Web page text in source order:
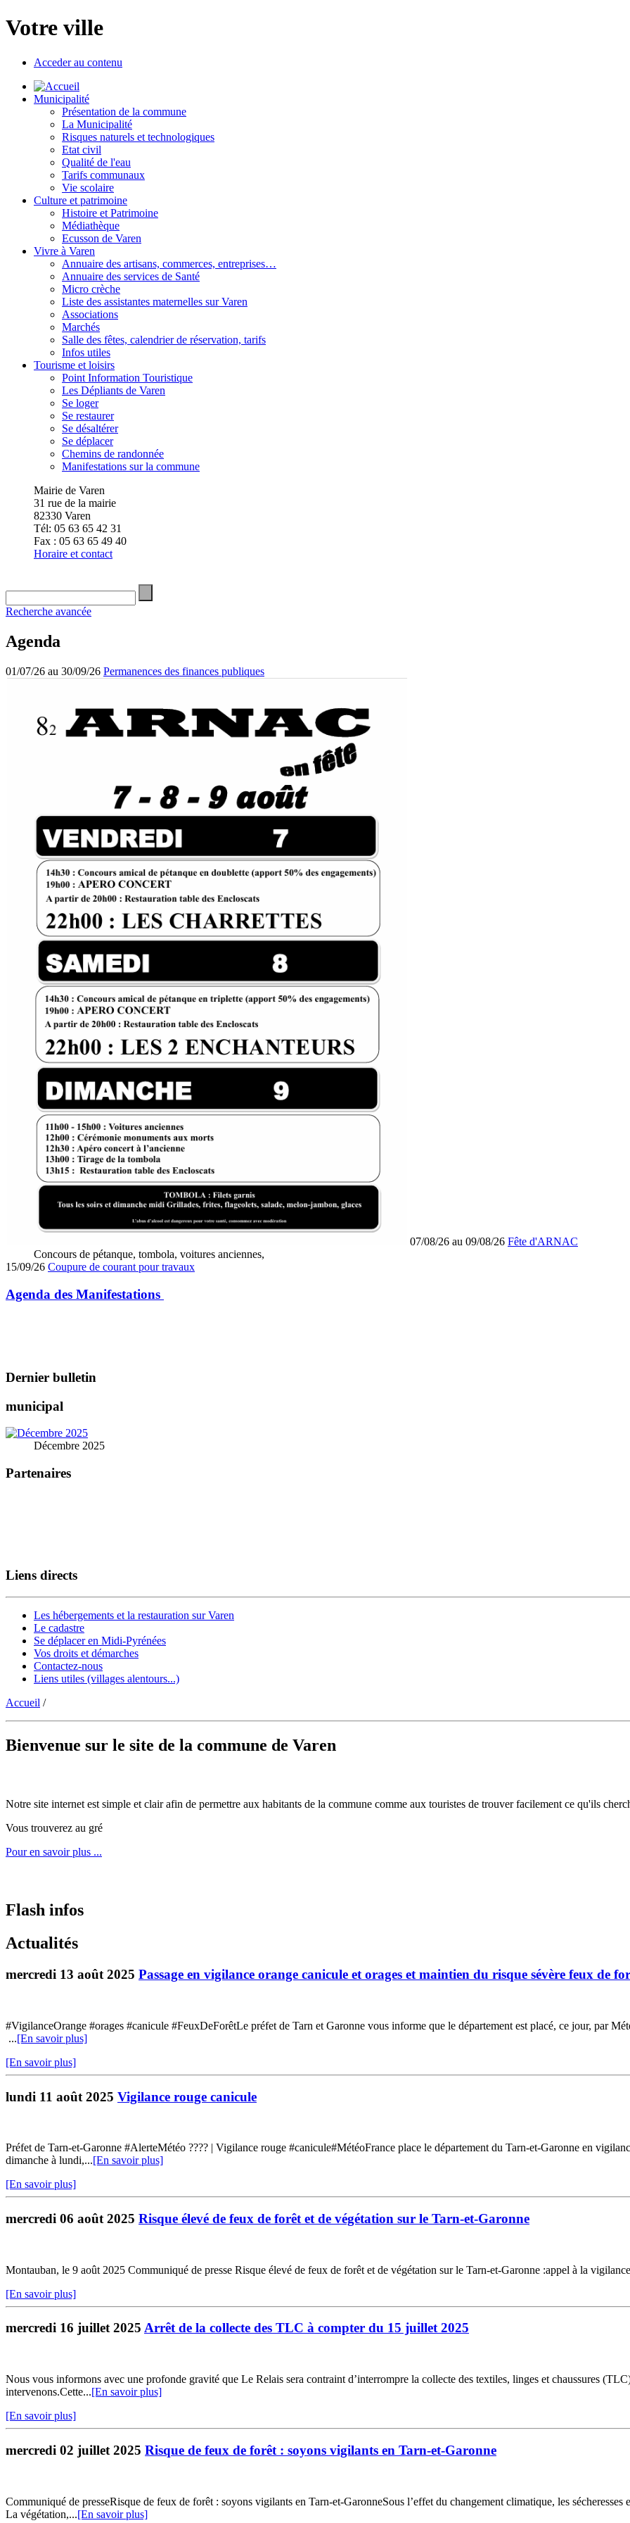
Votre ville
Acceder au contenu
Municipalité
Présentation de la commune
La Municipalité
Risques naturels et technologiques
Etat civil
Qualité de l'eau
Tarifs communaux
Vie scolaire
Culture et patrimoine
Histoire et Patrimoine
Médiathèque
Ecusson de Varen
Vivre à Varen
Annuaire des artisans, commerces, entreprises…
Annuaire des services de Santé
Micro crèche
Liste des assistantes maternelles sur Varen
Associations
Marchés
Salle des fêtes, calendrier de réservation, tarifs
Infos utiles
Tourisme et loisirs
Point Information Touristique
Les Dépliants de Varen
Se loger
Se restaurer
Se désaltérer
Se déplacer
Chemins de randonnée
Manifestations sur la commune
Mairie de Varen
31 rue de la mairie
82330 Varen
Tél: 05 63 65 42 31
Fax : 05 63 65 49 40
Horaire et contact
Recherche avancée
Agenda
01/07/26 au 30/09/26 Permanences des finances publiques
07/08/26 au 09/08/26 Fête d'ARNAC
Concours de pétanque, tombola, voitures anciennes,
15/09/26 Coupure de courant pour travaux
Agenda des Manifestations
Dernier bulletin
municipal
Décembre 2025
Partenaires
Liens directs
Les hébergements et la restauration sur Varen
Le cadastre
Se déplacer en Midi-Pyrénées
Vos droits et démarches
Contactez-nous
Liens utiles (villages alentours...)
Accueil /
Bienvenue sur le site de la commune de Varen
Notre site internet est simple et clair afin de permettre aux habitants de la commune comme aux touristes de trouver facilement ce qu'ils
Vous trouverez au gré
Pour en savoir plus ...
Flash infos
Actualités
mercredi 13 août 2025 Passage en vigilance orange canicule et orages et maintien du risque sévère feux de
#VigilanceOrange #orages #canicule #FeuxDeForêtLe préfet de Tarn et Garonne vous informe que le département est placé, ce jour, par
...[En savoir plus]
[En savoir plus]
lundi 11 août 2025 Vigilance rouge canicule
Préfet de Tarn-et-Garonne #AlerteMétéo ???? | Vigilance rouge #canicule#MétéoFrance place le département du Tarn-et-Garonne en
dimanche à lundi,...[En savoir plus]
[En savoir plus]
mercredi 06 août 2025 Risque élevé de feux de forêt et de végétation sur le Tarn-et-Garonne
Montauban, le 9 août 2025 Communiqué de presse Risque élevé de feux de forêt et de végétation sur le Tarn-et-Garonne :appel à la
[En savoir plus]
mercredi 16 juillet 2025 Arrêt de la collecte des TLC à compter du 15 juillet 2025
Nous vous informons avec une profonde gravité que Le Relais sera contraint d’interrompre la collecte des textiles, linges et chaussures
intervenons.Cette...[En savoir plus]
[En savoir plus]
mercredi 02 juillet 2025 Risque de feux de forêt : soyons vigilants en Tarn-et-Garonne
Communiqué de presseRisque de feux de forêt : soyons vigilants en Tarn-et-GaronneSous l’effet du changement climatique, les
La végétation,...[En savoir plus]